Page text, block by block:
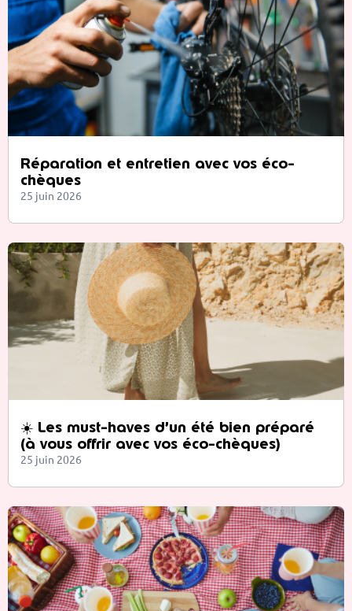
Réparation et entretien avec vos éco-
chèques
25 juin 2026
☀️ Les must-haves d’un été bien préparé
(à vous offrir avec vos éco-chèques)
25 juin 2026